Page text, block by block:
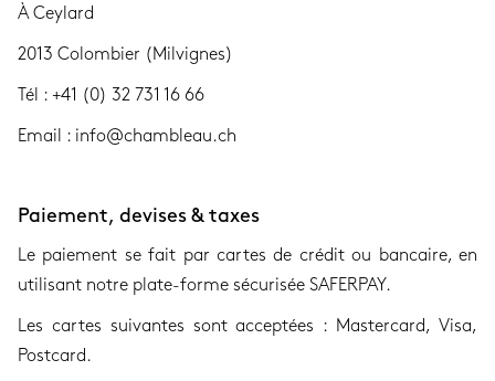
À Ceylard
2013 Colombier (Milvignes)
Tél : +41 (0) 32 731 16 66
Email : info@chambleau.ch
Paiement, devises & taxes
Le paiement se fait par cartes de crédit ou bancaire, en
utilisant notre plate-forme sécurisée SAFERPAY.
Les cartes suivantes sont acceptées : Mastercard, Visa,
Postcard.